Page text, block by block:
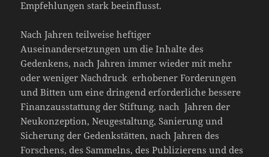
Empfehlungen stark beeinflusst.
Nach Jahren teilweise heftiger
Auseinandersetzungen um die Inhalte des
Gedenkens, nach Jahren immer wieder mit mehr
oder weniger Nachdruck erhobener Forderungen
und Bitten um eine dringend erforderliche bessere
Finanzausstattung der Stiftung, nach Jahren der
Neukonzeption, Neugestaltung, Sanierung und
Sicherung der Gedenkstätten, nach Jahren des
Forschens, des Sammelns, des Publizierens und des